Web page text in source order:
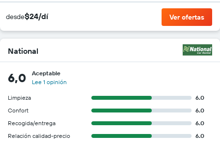
desde$24/dí Ver ofertas
National
6,0
Aceptable
Lee 1 opinión
Limpieza
6.0
Confort
6.0
Recogida/entrega
6.0
Relación calidad-precio
6.0